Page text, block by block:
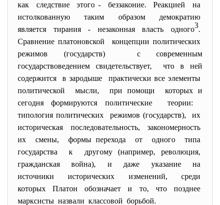
как следствие этого - беззаконие. Реакцией на
истолкованную таким образом демократию
является тирания - незаконная власть одного3.
Сравнение платоновской концепции политических
режимов (государств) с современным
государствоведением свидетельствует, что в ней
содержится в зародыше практически все элементы
политической мысли, при помощи которых и
сегодня формируются политические теории:
типология политических режимов (государств), их
историческая последовательность, закономерность
их смены, формы перехода от одного типа
государства к другому (например, революция,
гражданская война), и даже указание на
источники исторических изменений, среди
которых Платон обозначает и то, что позднее
марксисты назвали классовой борьбой.